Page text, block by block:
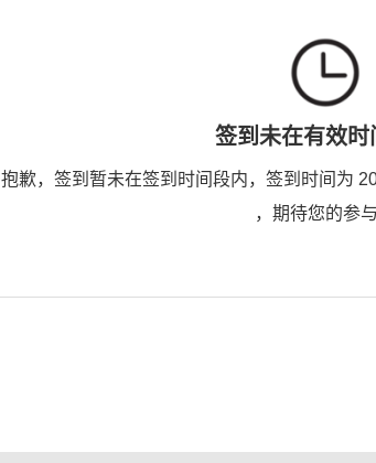
签到未在有效时
抱歉，签到暂未在签到时间段内，签到时间为
，期待您的参与